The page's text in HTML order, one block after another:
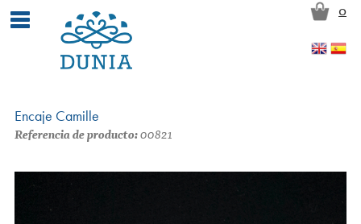
Skip to main content 0
Encaje Camille
Referencia de producto:00821